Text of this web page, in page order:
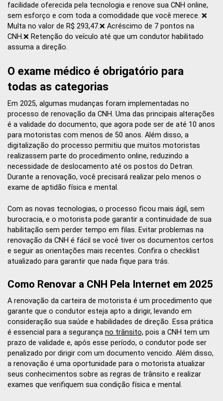
facilidade oferecida pela tecnologia e renove sua CNH online,
sem esforço e com toda a comodidade que você merece. ❌
Multa no valor de R$ 293,47.❌ Acréscimo de 7 pontos na
CNH.❌ Retenção do veículo até que um condutor habilitado
assuma a direção.
O exame médico é obrigatório para
todas as categorias
Em 2025, algumas mudanças foram implementadas no
processo de renovação da CNH. Uma das principais alterações
é a validade do documento, que agora pode ser de até 10 anos
para motoristas com menos de 50 anos. Além disso, a
digitalização do processo permitiu que muitos motoristas
realizassem parte do procedimento online, reduzindo a
necessidade de deslocamento até os postos do Detran.
Durante a renovação, você precisará realizar pelo menos o
exame de aptidão física e mental.
Com as novas tecnologias, o processo ficou mais ágil, sem
burocracia, e o motorista pode garantir a continuidade de sua
habilitação sem perder tempo em filas. Evitar problemas na
renovação da CNH é fácil se você tiver os documentos certos
e seguir as orientações mais recentes. Confira o checklist
atualizado para garantir que nada fique para trás.
Como Renovar a CNH Pela Internet em 2025
A renovação da carteira de motorista é um procedimento que
garante que o condutor esteja apto a dirigir, levando em
consideração sua saúde e habilidades de direção. Essa prática
é essencial para a segurança no trânsito, pois a CNH tem um
prazo de validade e, após esse período, o condutor pode ser
penalizado por dirigir com um documento vencido. Além disso,
a renovação é uma oportunidade para o motorista atualizar
seus conhecimentos sobre as regras de trânsito e realizar
exames que verifiquem sua condição física e mental.